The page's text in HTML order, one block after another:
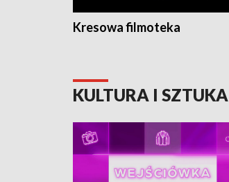
Kresowa filmoteka
KULTURA I SZTUKA